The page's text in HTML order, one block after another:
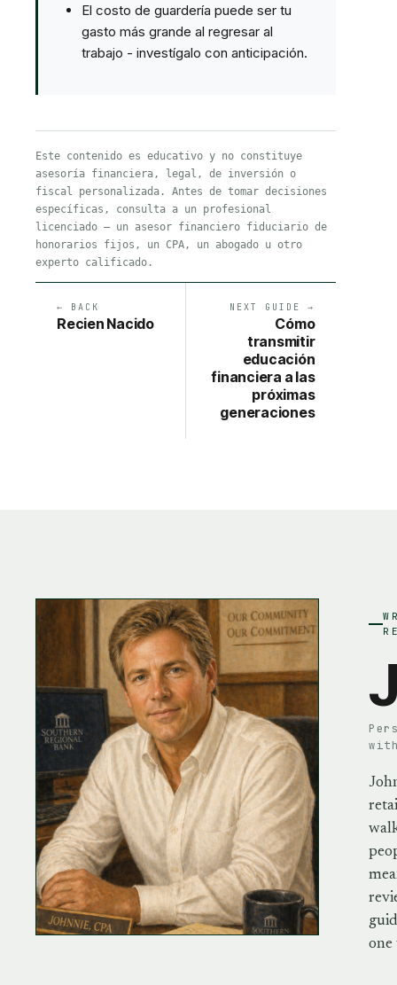
El costo de guardería puede ser tu
gasto más grande al regresar al
trabajo - investígalo con anticipación.
Este contenido es educativo y no constituye
asesoría financiera, legal, de inversión o
fiscal personalizada. Antes de tomar decisiones
específicas, consulta a un profesional
licenciado — un asesor financiero fiduciario de
honorarios fijos, un CPA, un abogado u otro
experto calificado.
← BACK
Recien Nacido
NEXT GUIDE →
Cómo
transmitir
educación
financiera a las
próximas
generaciones
one